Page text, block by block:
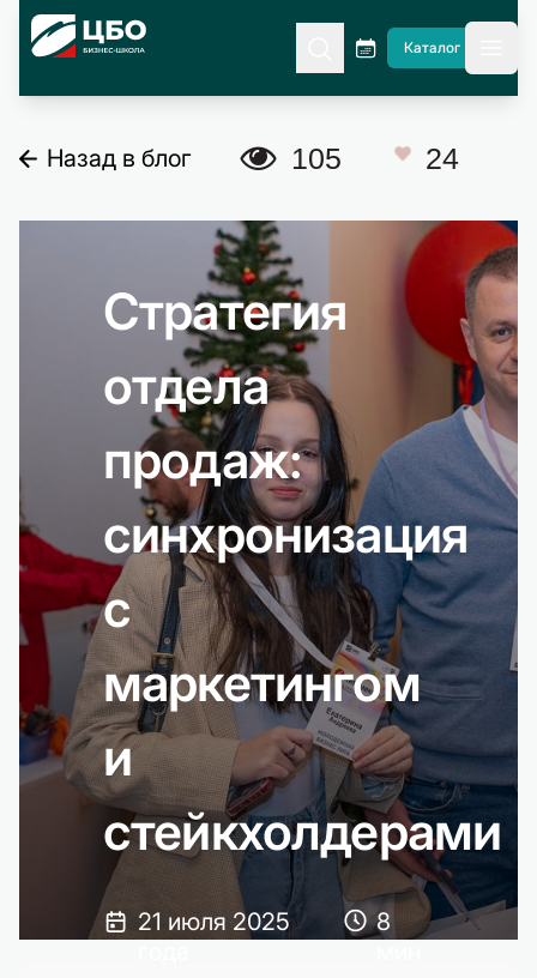
CBO
Каталог
Назад в блог A 105 C 24
Стратегия
отдела
продаж:
синхронизация
с
маркетингом
и
стейкхолдерами
21 июля 2025
8